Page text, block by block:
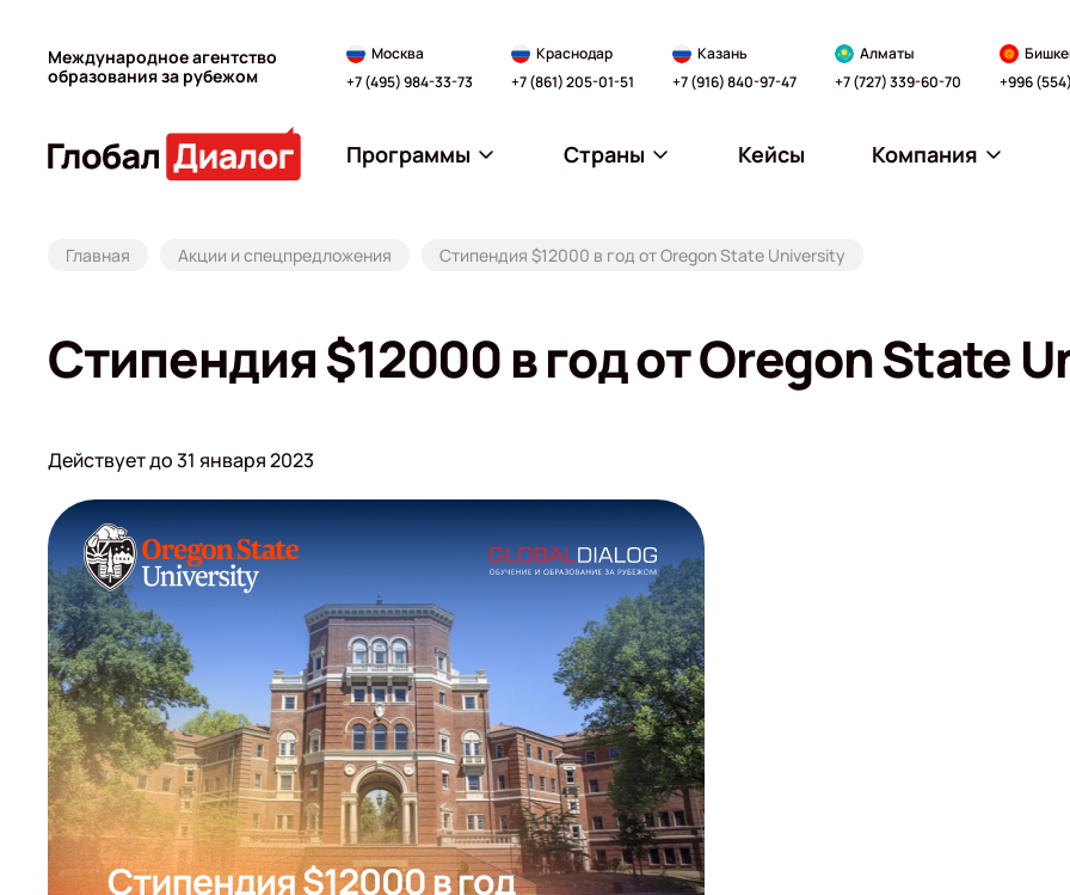
Международное агентство
образования за рубежом
Москва
+7 (495) 984-33-73
Краснодар
+7 (861) 205-01-51
Казань
+7 (916) 840-97-47
Алматы
+7 (727) 339-60-70
+996
Программы Страны Кейсы Компания
Главная Акции и спецпредложения Стипендия $12000 в год от Oregon State University
Стипендия $12000 в год от Oregon State
Действует до 31 января 2023